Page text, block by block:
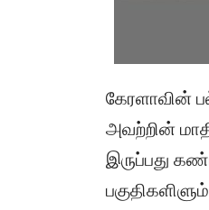
கேரளாவின்
அவற்றின்
இருப்பது